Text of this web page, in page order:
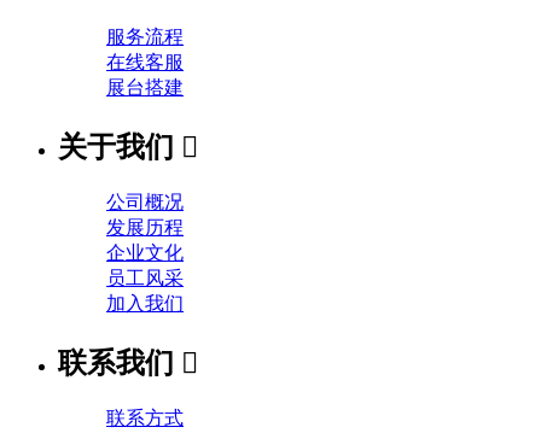
服务流程
在线客服
展台搭建
关于我们 
公司概况
发展历程
企业文化
员工风采
加入我们
联系我们 
联系方式